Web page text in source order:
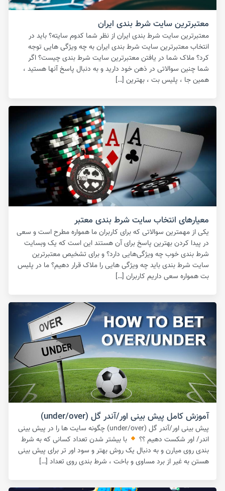
معتبرترین سایت شرط بندی ایران
معتبرترین سایت شرط بندی ایران از نظر شما کدوم سایته؟ باید در
انتخاب معتبرترین سایت شرط بندی ایران به چه ویژگی هایی توجه
کرد؟ ملاک شما در یافتن معتبرترین سایت شرط بندی چیست؟ اگر
شما چنین سوالاتی در ذهن خود دارید و به دنبال پاسخ آنها هستید ،
همین جا ، پلیس بت ، بهترین […]
معیارهای انتخاب سایت شرط بندی معتبر
یکی از مهمترین سوالاتی که برای کاربران ما همواره مطرح است و سعی
در پیدا کردن بهترین پاسخ برای آن هستند این است که یک وبسایت
شرط بندی خوب چه ویژگی‌هایی دارد؟ و برای تشخیص معتبرترین
سایت شرط بندی باید چه ویژگی هایی را ملاک قرار دهیم؟ ما در پلیس
بت همواره سعی داریم کاربران […]
آموزش کامل پیش بینی اور/آندر گل (under/over)
پیش بینی اور/آندر گل (under/over) چگونه سایت ها را در پیش بینی
اندر/ اور شکست دهیم ؟؟
با بیشتر شدن تعداد کسانی که به شرط
بندی روی میارن و به دنبال یک روش بهتر و سود اور تر برای پیش بینی
هستن به غیر از برد مساوی و باخت ، شرط بندی روی تعداد […]